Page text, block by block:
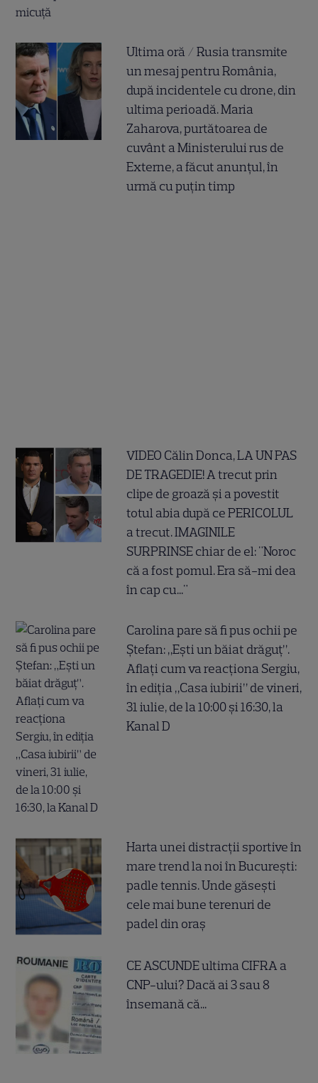
Ultima oră / Rusia transmite
un mesaj pentru România,
după incidentele cu drone, din
ultima perioadă. Maria
Zaharova, purtătoarea de
cuvânt a Ministerului rus de
Externe, a făcut anunțul, în
urmă cu puțin timp
VIDEO Călin Donca, LA UN PAS
DE TRAGEDIE! A trecut prin
clipe de groază și a povestit
totul abia după ce PERICOLUL
a trecut. IMAGINILE
SURPRINSE chiar de el: "Noroc
că a fost pomul. Era să-mi dea
în cap cu..."
Carolina pare să fi pus ochii pe
Ștefan: „Ești un băiat drăguț”.
Aflați cum va reacționa Sergiu,
în ediția „Casa iubirii” de vineri,
31 iulie, de la 10:00 și 16:30, la
Kanal D
Harta unei distracții sportive în
mare trend la noi în București:
padle tennis. Unde găsești
cele mai bune terenuri de
padel din oraș
CE ASCUNDE ultima CIFRA a
CNP-ului? Dacă ai 3 sau 8
însemană că...